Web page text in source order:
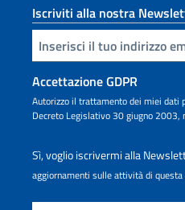
Iscriviti alla nostra
Inserisci la tua email
Accettazione GDPR
Autorizzo il trattamento dei miei dati
Decreto Legislativo 30 giugno 2003,
Sì, voglio iscrivermi alla
aggiornamenti sulle attività di questa